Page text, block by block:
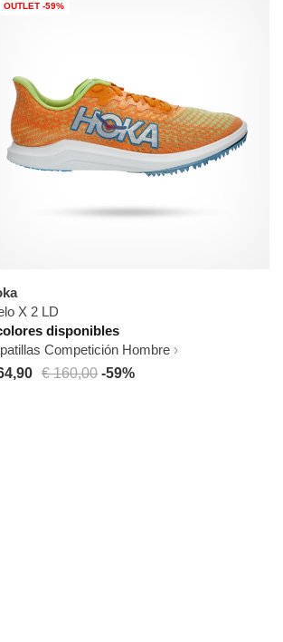
OUTLET -59%
X 2 LD
disponibles
Competición Hombre
€ 160,00 -59%